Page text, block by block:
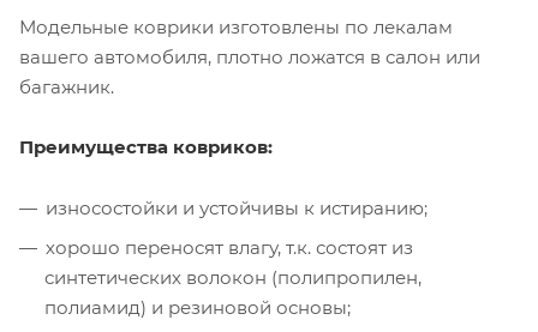
Модельные коврики изготовлены по лекалам
вашего автомобиля, плотно ложатся в салон или
багажник.
Преимущества ковриков:
износостойки и устойчивы к истиранию;
хорошо переносят влагу, т.к. состоят из
синтетических волокон (полипропилен,
полиамид) и резиновой основы;